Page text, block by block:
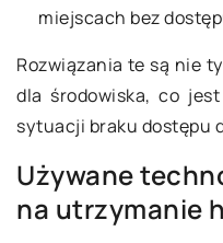
miejscach bez
Rozwiązania te są nie
dla środowiska, co
sytuacji braku dostępu
Używane
na utrzymanie